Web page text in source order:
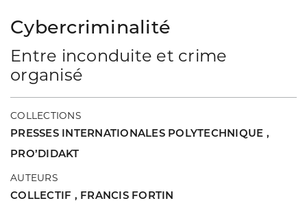
Cybercriminalité
Entre inconduite et crime
organisé
COLLECTIONS
PRESSES INTERNATIONALES POLYTECHNIQUE ,
PRO’DIDAKT
AUTEURS
COLLECTIF , FRANCIS FORTIN